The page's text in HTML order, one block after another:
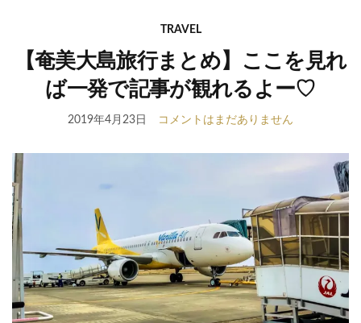
TRAVEL
【奄美大島旅行まとめ】ここを見れ
ば一発で記事が観れるよー♡
2019年4月23日 コメントはまだありません